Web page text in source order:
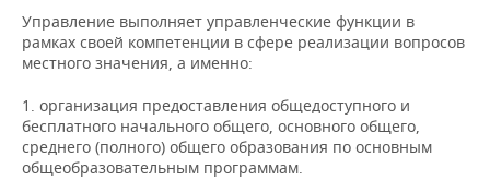
КОМУ ПРИНАДЛЕЖАТ
ТОРГОВЫЕ ЦЕНТРЫ
ТАТАРСТАНА
БЮДЖЕТ
МАШИНОСТРОЕНИЕ
НЕФТЕХИМИЯ
НЕФТЬ
НОВОСТИ АВТО
БИЗНЕС
РОЗНИЧНАЯ ТОРГОВЛЯ
НОВОСТИ ТЕХНОЛОГИЙ
МЕРОПРИЯТИЯ
Управление выполняет управленческие функции в
рамках своей компетенции в сфере реализации вопросов
местного значения, а именно:
1. организация предоставления общедоступного и
бесплатного начального общего, основного общего,
среднего (полного) общего образования по основным
общеобразовательным программам.